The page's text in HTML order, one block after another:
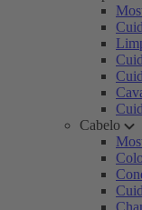
Cabelo